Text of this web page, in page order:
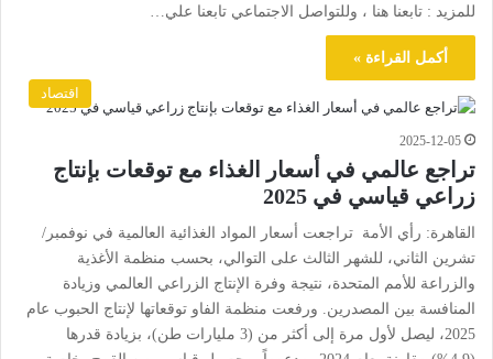
للمزيد : تابعنا هنا ، وللتواصل الاجتماعي تابعنا علي…
أكمل القراءة »
اقتصاد
2025-12-05
تراجع عالمي في أسعار الغذاء مع توقعات بإنتاج
زراعي قياسي في 2025
القاهرة: رأي الأمة تراجعت أسعار المواد الغذائية العالمية في نوفمبر/
تشرين الثاني، للشهر الثالث على التوالي، بحسب منظمة الأغذية
والزراعة للأمم المتحدة، نتيجة وفرة الإنتاج الزراعي العالمي وزيادة
المنافسة بين المصدرين. ورفعت منظمة الفاو توقعاتها لإنتاج الحبوب عام
2025، ليصل لأول مرة إلى أكثر من (3 مليارات طن)، بزيادة قدرها